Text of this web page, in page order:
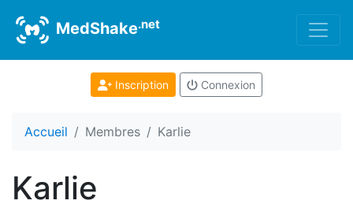
MedShake.net
Inscription Connexion
Accueil Membres Karlie
Karlie